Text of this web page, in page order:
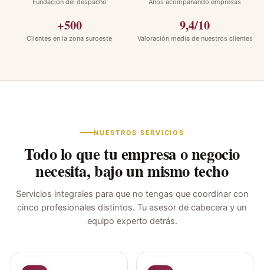
+500
Clientes en la zona suroeste
9,4/10
Valoración media de nuestros clientes
NUESTROS SERVICIOS
Todo lo que tu empresa o negocio
necesita, bajo un mismo techo
Servicios integrales para que no tengas que coordinar con
cinco profesionales distintos. Tu asesor de cabecera y un
equipo experto detrás.